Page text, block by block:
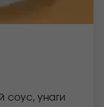
соус, унаги